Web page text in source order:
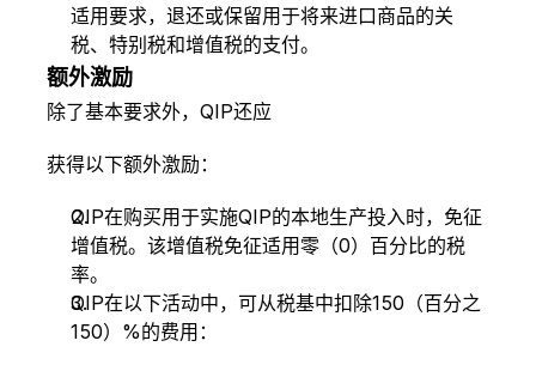
适用要求，退还或保留用于将来进口商品的关
税、特别税和增值税的支付。
额外激励
除了基本要求外，QIP还应
获得以下额外激励：
QIP在购买用于实施QIP的本地生产投入时，免征
增值税。该增值税免征适用零（0）百分比的税
率。
QIP在以下活动中，可从税基中扣除150（百分之
150）%的费用：